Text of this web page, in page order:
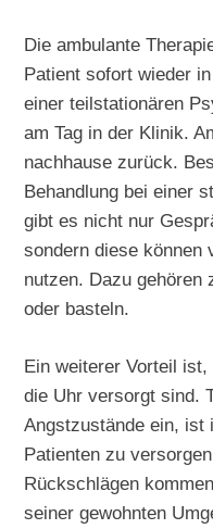
Die ambulante
Patient sofort wieder
einer teilstationären
am Tag in der Klinik.
nachhause zurück.
Behandlung bei einer
gibt es nicht nur
sondern diese können
nutzen. Dazu gehören
oder basteln.
Ein weiterer Vorteil
die Uhr versorgt sind.
Angstzustände ein, ist
Patienten zu
Rückschlägen
seiner gewohnten